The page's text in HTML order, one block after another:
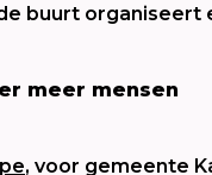
buurt organiseert
meer mensen
, voor gemeente